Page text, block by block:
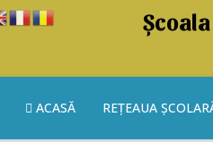
ACASĂ REȚEAUA